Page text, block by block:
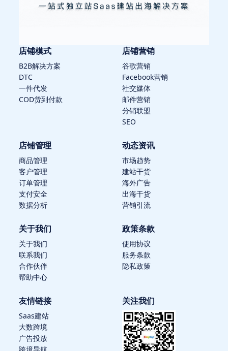
店铺模式
B2B解决方案
DTC
一件代发
COD货到付款
店铺营销
谷歌营销
Facebook营销
社交媒体
邮件营销
分销联盟
SEO
店铺管理
商品管理
客户管理
订单管理
支付安全
数据分析
动态资讯
市场趋势
建站干货
海外广告
出海干货
营销引流
关于我们
关于我们
联系我们
合作伙伴
帮助中心
政策条款
使用协议
服务条款
隐私政策
友情链接
Saas建站
大数跨境
广告投放
关注我们